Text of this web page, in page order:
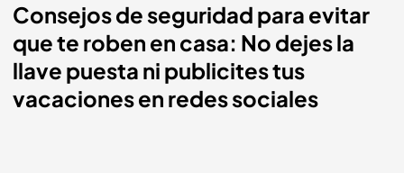
Consejos de seguridad para evitar
que te roben en casa: No dejes la
llave puesta ni publicites tus
vacaciones en redes sociales